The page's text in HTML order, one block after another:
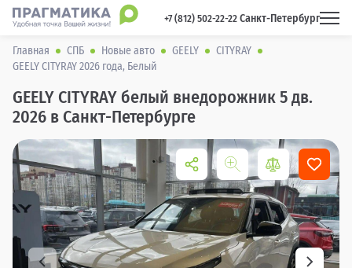
+7 (812) 502-22-22 Санкт-Петербург
Главная СПБ Новые авто GEELY
CITYRAY
GEELY CITYRAY 2026 года, Белый
GEELY CITYRAY белый внедорожник 5 дв.
2026 в Санкт-Петербурге